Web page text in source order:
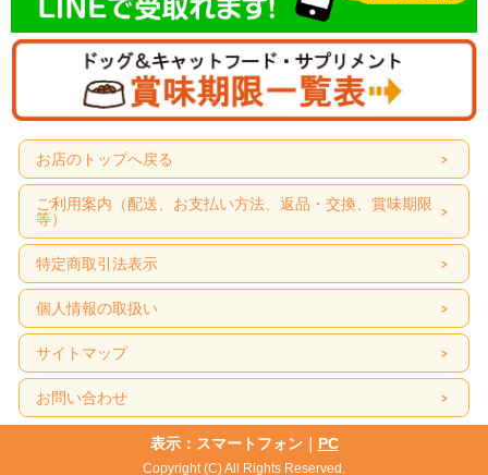
お店のトップへ戻る
ご利用案内（配送、お支払い方法、返品・交換、賞味期限
等）
特定商取引法表示
個人情報の取扱い
サイトマップ
お問い合わせ
表示：スマートフォン｜ PC
Copyright (C) All Rights Reserved.